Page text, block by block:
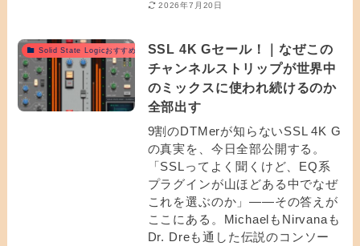
2026年7月20日
Solid State Logicおすすめ
SSL 4K Gセール！｜なぜこの
チャンネルストリップが世界中
のミックスに使われ続けるのか
全部出す
9割のDTMerが知らないSSL 4K G
の真実を、今日全部公開する。
「SSLってよく聞くけど、EQ系
プラグインが山ほどある中でなぜ
これを選ぶのか」——その答えが
ここにある。MichaelもNirvanaも
Dr. Dreも通した伝説のコンソー